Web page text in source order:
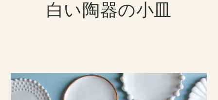
白い陶器の小皿